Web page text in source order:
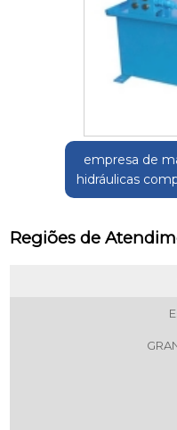
empresa de
hidráulicas
Regiões de